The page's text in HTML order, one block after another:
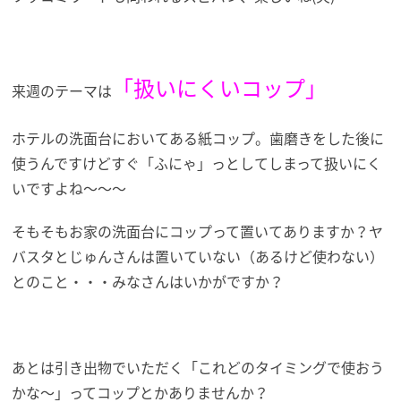
来週のテーマは 「扱いにくいコップ」
ホテルの洗面台においてある紙コップ。歯磨きをした後に
使うんですけどすぐ「ふにゃ」っとしてしまって扱いにく
いですよね～～～
そもそもお家の洗面台にコップって置いてありますか？ヤ
バスタとじゅんさんは置いていない（あるけど使わない）
とのこと・・・みなさんはいかがですか？
あとは引き出物でいただく「これどのタイミングで使おう
かな～」ってコップとかありませんか？